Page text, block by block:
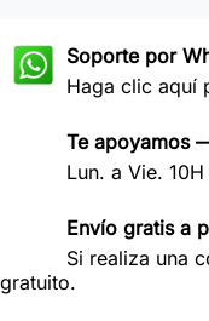
Soporte por
Haga clic aquí
Te apoyamos
Lun. a Vie.
Envío gratis a
Si realiza una
gratuito.